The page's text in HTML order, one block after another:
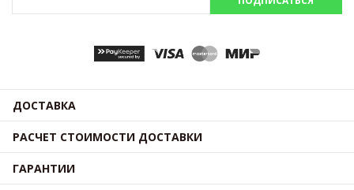
ДОСТАВКА
РАСЧЕТ СТОИМОСТИ ДОСТАВКИ
ГАРАНТИИ